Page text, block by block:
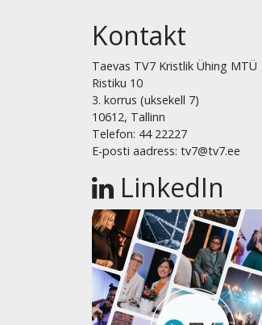
Kontakt
Taevas TV7 Kristlik Ühing MTÜ
Ristiku 10
3. korrus (uksekell 7)
10612, Tallinn
Telefon: 44 22227
E-posti aadress: tv7@tv7.ee
LinkedIn